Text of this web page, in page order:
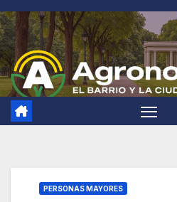
Saltar
al
contenido
PERSONAS MAYORES